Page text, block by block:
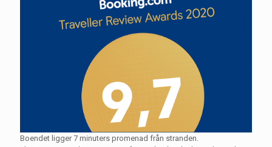
Boendet ligger 7 minuters promenad från stranden.